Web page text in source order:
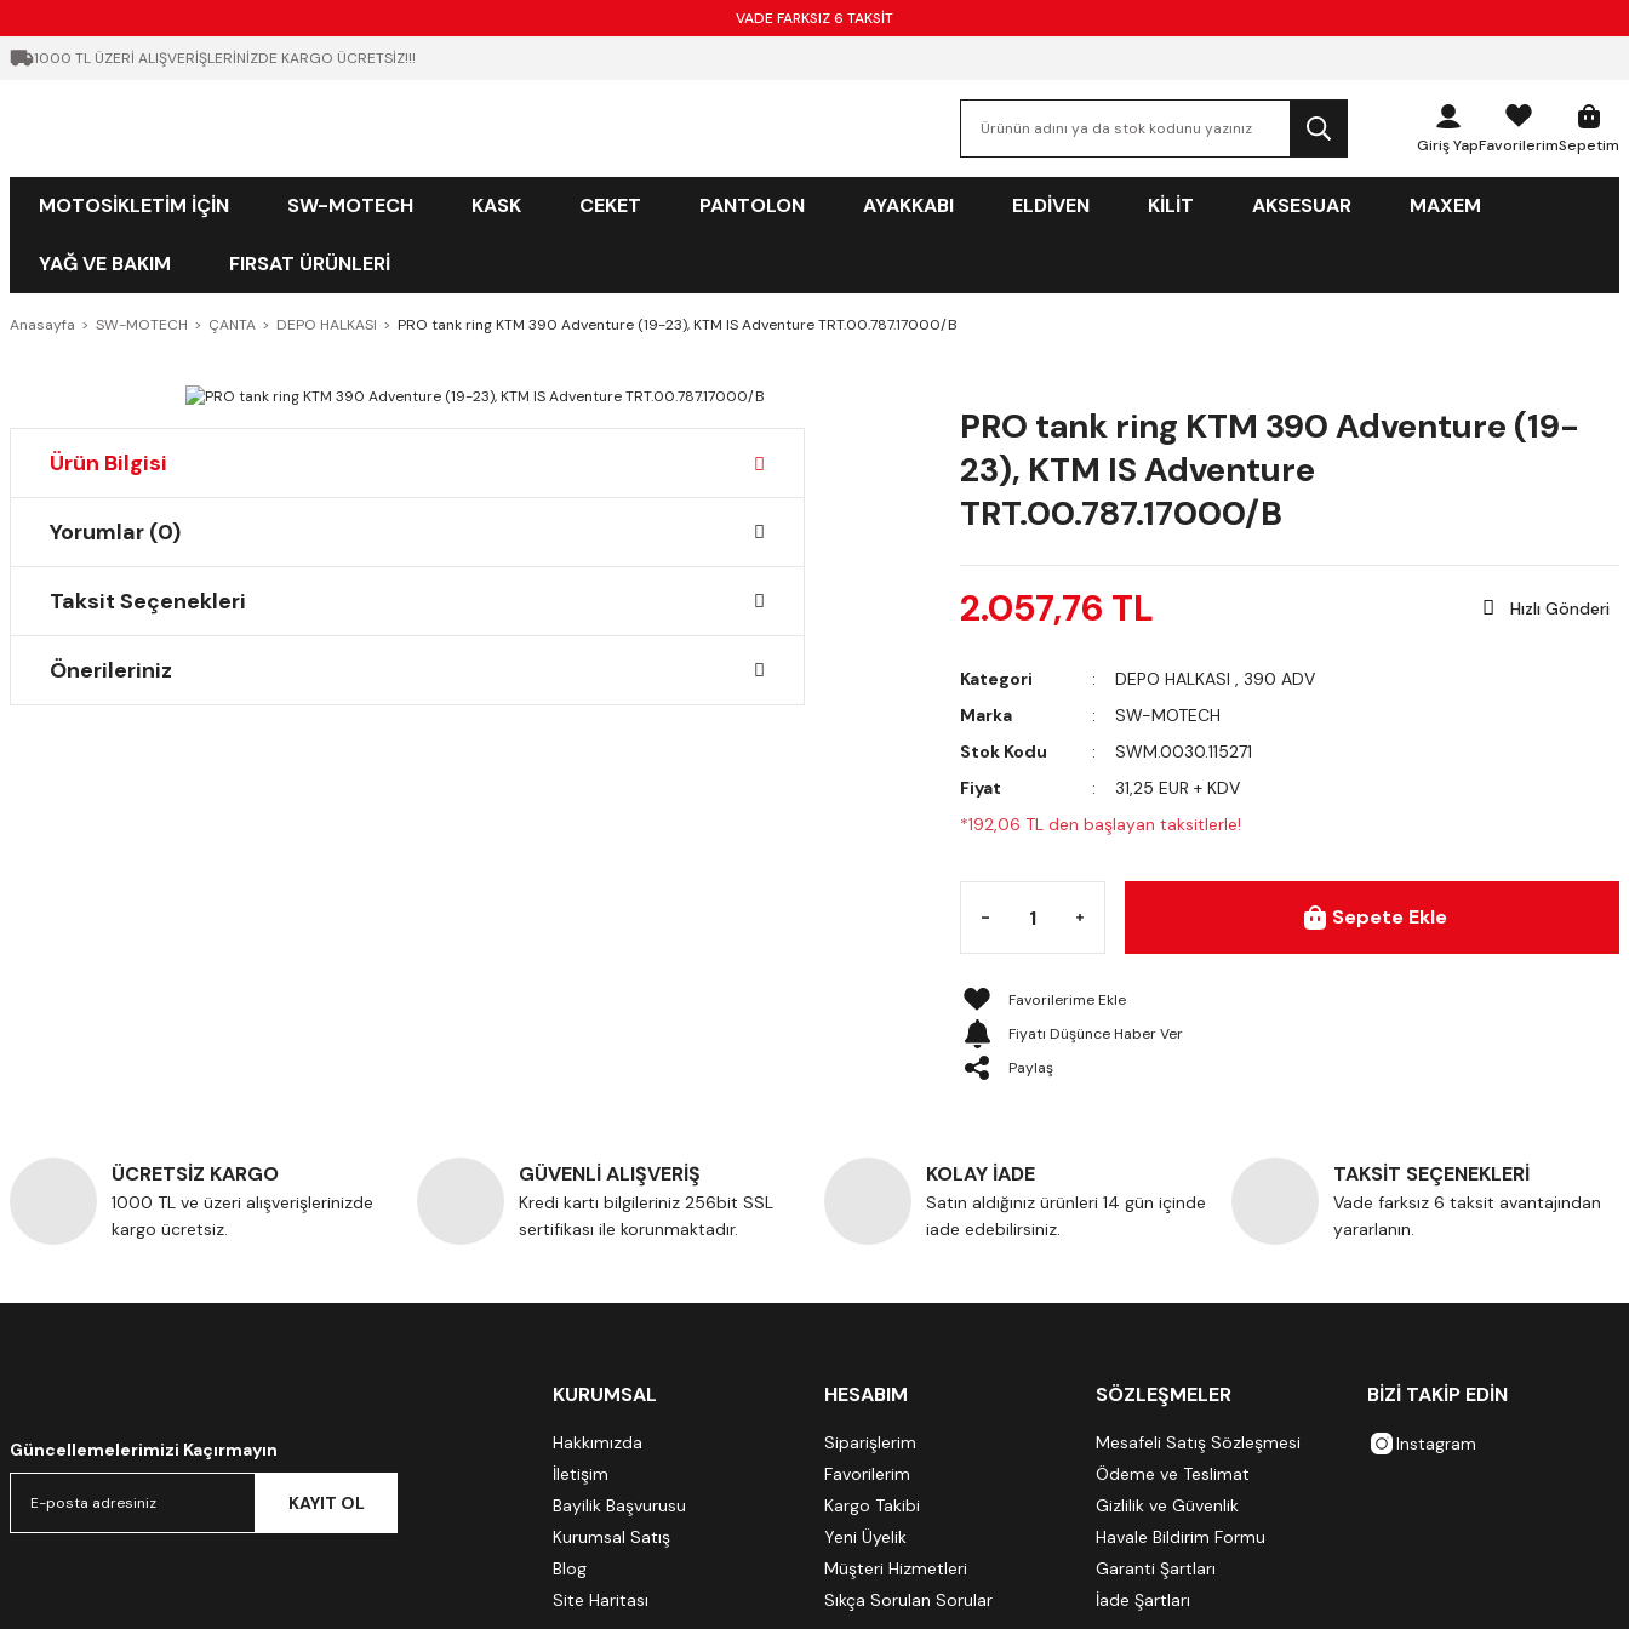
VADE FARKSIZ 6 TAKSİT
1000 TL ÜZERİ ALIŞVERİŞLERİNİZDE KARGO ÜCRETSİZ!!!
Giriş YapFavorilerimSepetim
MOTOSİKLETİM İÇİN SW-MOTECH KASK CEKET PANTOLON AYAKKABI ELDİVEN KİLİT AKSESUAR MAXEM
YAĞ VE BAKIM FIRSAT ÜRÜNLERİ
Anasayfa SW-MOTECH ÇANTA DEPO HALKASI PRO tank ring KTM 390 Adventure (19-23), KTM IS Adventure TRT.00.787.17000/B
Ürün Bilgisi
Yorumlar (0)
Taksit Seçenekleri
Önerileriniz
PRO tank ring KTM 390 Adventure (19-
23), KTM IS Adventure
TRT.00.787.17000/B
2.057,76 TL Hızlı Gönderi
Kategori DEPO HALKASI , 390 ADV
Marka
SW-MOTECH
Stok Kodu
SWM.0030.115271
Fiyat
31,25 EUR + KDV
*192,06 TL den başlayan taksitlerle!
Sepete Ekle
Fiyatı Düşünce Haber Ver
Paylaş
ÜCRETSİZ KARGO
1000 TL ve üzeri alışverişlerinizde
kargo ücretsiz.
GÜVENLİ ALIŞVERİŞ
Kredi kartı bilgileriniz 256bit SSL
sertifikası ile korunmaktadır.
KOLAY İADE
Satın aldığınız ürünleri 14 gün içinde
iade edebilirsiniz.
TAKSİT SEÇENEKLERİ
Vade farksız 6 taksit avantajından
yararlanın.
Güncellemelerimizi Kaçırmayın
KAYIT OL
KURUMSAL
Hakkımızda
İletişim
Bayilik Başvurusu
Kurumsal Satış
Blog
Site Haritası
HESABIM
Siparişlerim
Favorilerim
Kargo Takibi
Yeni Üyelik
Müşteri Hizmetleri
Sıkça Sorulan Sorular
SÖZLEŞMELER
Mesafeli Satış Sözleşmesi
Ödeme ve Teslimat
Gizlilik ve Güvenlik
Havale Bildirim Formu
Garanti Şartları
İade Şartları
BİZİ TAKİP EDİN
Instagram